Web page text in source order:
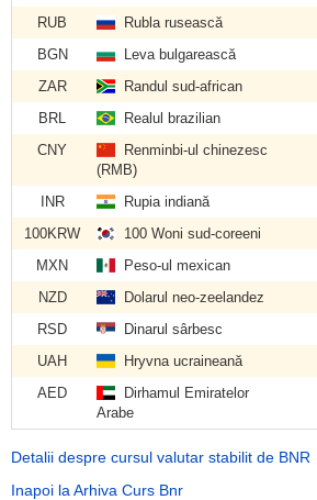
RUB
Rubla rusească
BGN
Leva bulgarească
ZAR
Randul sud-african
BRL
Realul brazilian
CNY
Renminbi-ul chinezesc
(RMB)
INR Rupia indiană
100KRW
100 Woni sud-coreeni
MXN
Peso-ul mexican
NZD
Dolarul neo-zeelandez
RSD
Dinarul sârbesc
UAH
Hryvna ucraineană
AED
Dirhamul Emiratelor
Arabe
Detalii despre cursul valutar stabilit de BNR
Inapoi la Arhiva Curs Bnr